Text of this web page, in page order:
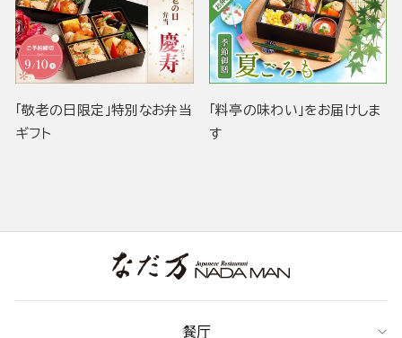
「敬老の日限定」特別なお弁当
ギフト
「料亭の味わい」をお届けしま
す
餐厅